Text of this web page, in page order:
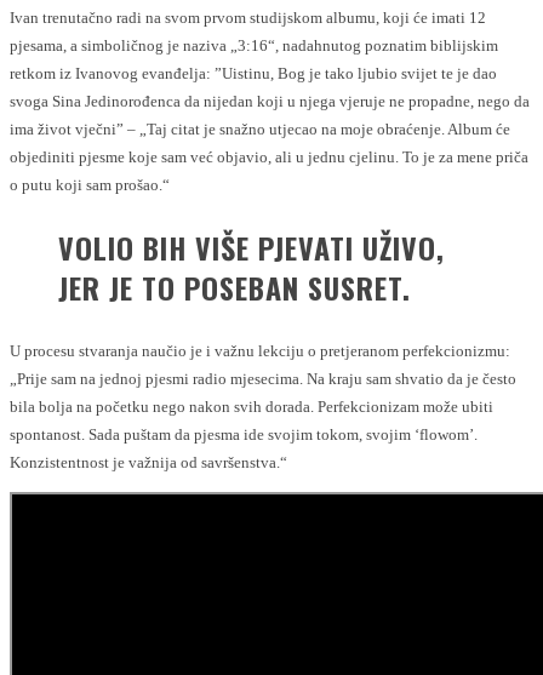
Ivan trenutačno radi na svom prvom studijskom albumu, koji će imati 12
pjesama, a simboličnog je naziva „3:16“, nadahnutog poznatim biblijskim
retkom iz Ivanovog evanđelja: ”Uistinu, Bog je tako ljubio svijet te je dao
svoga Sina Jedinorođenca da nijedan koji u njega vjeruje ne propadne, nego da
ima život vječni” – „Taj citat je snažno utjecao na moje obraćenje. Album će
objediniti pjesme koje sam već objavio, ali u jednu cjelinu. To je za mene priča
o putu koji sam prošao.“
VOLIO BIH VIŠE PJEVATI UŽIVO,
JER JE TO POSEBAN SUSRET.
U procesu stvaranja naučio je i važnu lekciju o pretjeranom perfekcionizmu:
„Prije sam na jednoj pjesmi radio mjesecima. Na kraju sam shvatio da je često
bila bolja na početku nego nakon svih dorada. Perfekcionizam može ubiti
spontanost. Sada puštam da pjesma ide svojim tokom, svojim ‘flowom’.
Konzistentnost je važnija od savršenstva.“